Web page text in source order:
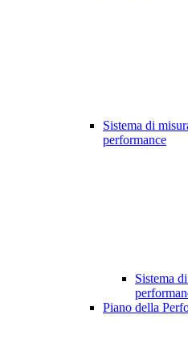
Sistema di
performance
Sistema
Piano della